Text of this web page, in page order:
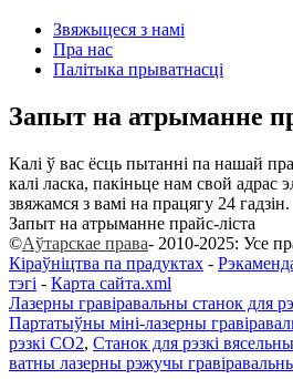
Звяжыцеся з намі
Пра нас
Палітыка прыватнасці
Запыт на атрыманне
Калі ў вас ёсць пытанні па нашай
калі ласка, пакіньце нам свой
звяжамся з вамі на працягу 24 гадзін.
Запыт на атрыманне прайс-ліста
©Аўтарскае права- 2010-2025: Усе
Кіраўніцтва па прадуктах -
тэгі - Карта сайта.xml
Лазерны гравіравальны станок для
Партатыўны міні-лазерны
рэзкі CO2, Станок для рэзкі
ватны лазерны рэжучы